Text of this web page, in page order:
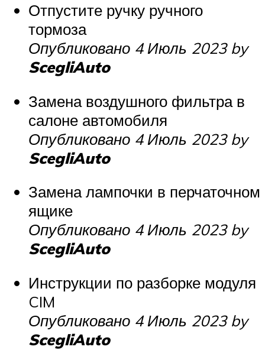
Отпустите ручку ручного
тормоза
Опубликовано 4 Июль 2023 by
ScegliAuto
Замена воздушного фильтра в
салоне автомобиля
Опубликовано 4 Июль 2023 by
ScegliAuto
Замена лампочки в перчаточном
ящике
Опубликовано 4 Июль 2023 by
ScegliAuto
Инструкции по разборке модуля
CIM
Опубликовано 4 Июль 2023 by
ScegliAuto